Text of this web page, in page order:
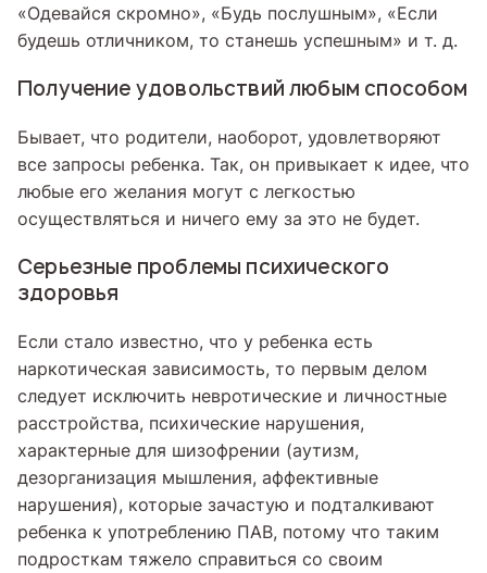
«Одевайся скромно», «Будь послушным», «Если
будешь отличником, то станешь успешным» и т. д.
Получение удовольствий любым способом
Бывает, что родители, наоборот, удовлетворяют
все запросы ребенка. Так, он привыкает к идее, что
любые его желания могут с легкостью
осуществляться и ничего ему за это не будет.
Серьезные проблемы психического
здоровья
Если стало известно, что у ребенка есть
наркотическая зависимость, то первым делом
следует исключить невротические и личностные
расстройства, психические нарушения,
характерные для шизофрении (аутизм,
дезорганизация мышления, аффективные
нарушения), которые зачастую и подталкивают
ребенка к употреблению ПАВ, потому что таким
подросткам тяжело справиться со своим